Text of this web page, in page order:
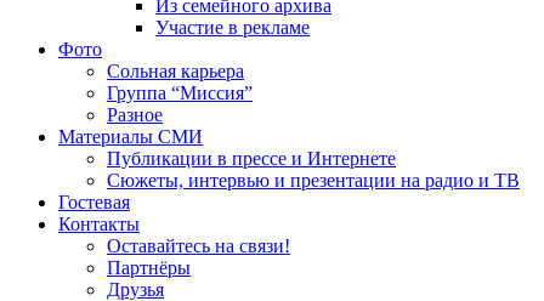
Из семейного архива
Участие в рекламе
Фото
Сольная карьера
Группа “Миссия”
Разное
Материалы СМИ
Публикации в прессе и Интернете
Сюжеты, интервью и презентации на радио и ТВ
Гостевая
Контакты
Оставайтесь на связи!
Партнёры
Друзья